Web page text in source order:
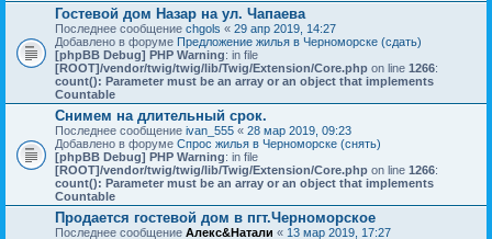
Гостевой дом Назар на ул. Чапаева
Последнее сообщение chgols « 29 апр 2019, 14:27
Добавлено в форуме Предложение жилья в Черноморске (сдать)
[phpBB Debug] PHP Warning: in file
[ROOT]/vendor/twig/twig/lib/Twig/Extension/Core.php on line 1266:
count(): Parameter must be an array or an object that implements
Countable
Снимем на длительный срок.
Последнее сообщение ivan_555 « 28 мар 2019, 09:23
Добавлено в форуме Спрос жилья в Черноморске (снять)
[phpBB Debug] PHP Warning: in file
[ROOT]/vendor/twig/twig/lib/Twig/Extension/Core.php on line 1266:
count(): Parameter must be an array or an object that implements
Countable
Продается гостевой дом в пгт.Черноморское
Последнее сообщение Алекс&Натали « 13 мар 2019, 17:27